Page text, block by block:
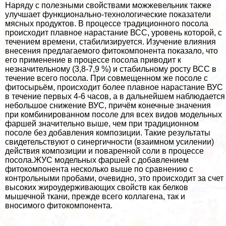
Наряду с полезными свойствами можжевельник также
улучшает функционально-технологические показатели
мясных продуктов. В процессе традиционного посола
происходит плавное нарастание ВСС, уровень которой, с
течением времени, стабилизируется. Изучение влияния
внесения предлагаемого фитокомпонента показало, что
его применение в процессе посола приводит к
незначительному (3,8-7,9 %) и стабильному росту ВСС в
течение всего посола. При совмещенном же посоле с
фитосырьём, происходит более плавное нарастание ВУС
в течение первых 4-6 часов, а в дальнейшем наблюдается
небольшое снижение ВУС, причём конечные значения
при комбинированном посоле для всех видов модельных
фаршей значительно выше, чем при традиционном
посоле без добавления композиции. Такие результаты
свидетельствуют о синергичности (взаимном усилении)
действия композиции и поваренной соли в процессе
посола.ЖУС модельных фаршей с добавлением
фитокомпонента несколько выше по сравнению с
контрольными пробами, очевидно, это происходит за счет
высоких жироудерживающих свойств как белков
мышечной ткани, прежде всего коллагена, так и
вносимого фитокомпонента.